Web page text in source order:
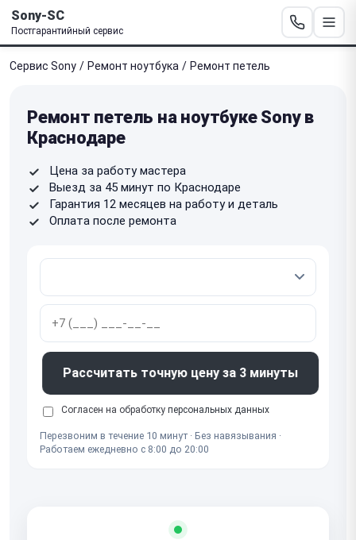
Sony-SC
Постгарантийный сервис
Сервис Sony / Ремонт ноутбука / Ремонт петель
Ремонт петель на ноутбуке Sony в
Краснодаре
Цена за работу мастера
Выезд за 45 минут по Краснодаре
Гарантия 12 месяцев на работу и деталь
Оплата после ремонта
Рассчитать точную цену за 3 минуты
Согласен на обработку персональных данных
Перезвоним в течение 10 минут · Без навязывания ·
Работаем ежедневно с 8:00 до 20:00